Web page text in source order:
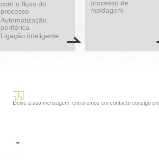
com o fluxo do
processo
Automatização
periférica
Ligação inteligente
processo de
moldagem
Deixe a sua mensagem, entraremos em contacto consigo